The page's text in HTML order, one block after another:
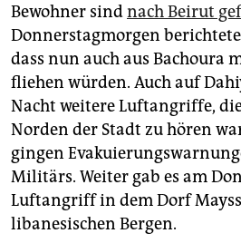
Bewohner sindnach Beirut
Donnerstagmorgen
dass nun auch aus Bachoura
fliehen würden. Auch auf
Nacht weitere Luftangriffe,
Norden der Stadt zu hören
gingen
Militärs. Weiter gab es am
Luftangriff in dem Dorf
libanesischen Bergen.